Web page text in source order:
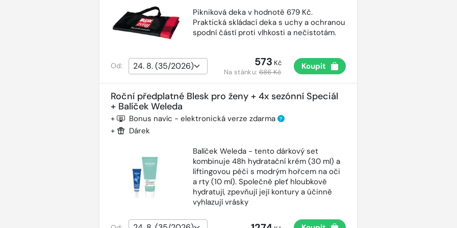
Pikniková deka v hodnotě 679 Kč.
Praktická skládací deka s uchy a ochranou
spodní částí proti vlhkosti a nečistotám.
Od: 573 Kč
Na stánku:686 Kč
Koupit
Roční předplatné Blesk pro ženy + 4x sezónní Speciál
+ Balíček Weleda
+ Bonus navíc - elektronická verze zdarma ?
+
Dárek
Balíček Weleda - tento dárkový set
kombinuje 48h hydratační krém (30 ml) a
liftingovou péči s modrým hořcem na oči
a rty (10 ml). Společně pleť hloubkově
hydratují, zpevňují její kontury a účinně
vyhlazují vrásky